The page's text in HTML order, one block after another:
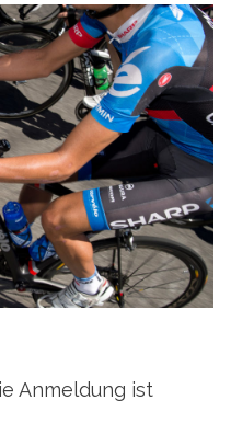
Anmeldung ist